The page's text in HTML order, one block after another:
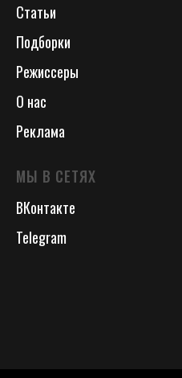
Статьи
Подборки
Режиссеры
О нас
Реклама
МЫ В СЕТЯХ
ВКонтакте
Telegram